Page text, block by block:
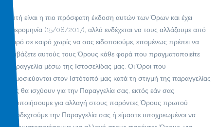
Αυτή είναι η πιο πρόσφατη έκδοση αυτών των Όρων και έχει
ημερομηνία (15/08/2017), αλλά ενδέχεται να τους αλλάζουμε από
καιρό σε καιρό χωρίς να σας ειδοποιούμε, επομένως πρέπει να
διαβάζετε αυτούς τους Όρους κάθε φορά που πραγματοποιείτε
Παραγγελία μέσω της Ιστοσελίδας μας. Οι Όροι που
δημοσιεύονται στον Ιστότοπό μας κατά τη στιγμή της παραγγελίας
σας θα ισχύουν για την Παραγγελία σας, εκτός εάν σας
ειδοποιήσουμε για αλλαγή στους παρόντες Όρους πρωτού
αποδεχτούμε την Παραγγελία σας ή είμαστε υποχρεωμένοι να